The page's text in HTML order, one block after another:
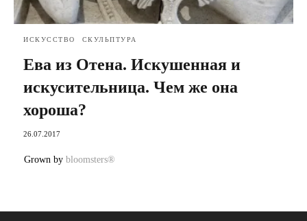
ИСКУССТВО СКУЛЬПТУРА
Ева из Отена. Искушенная и
искусительница. Чем же она
хороша?
26.07.2017
Grown by bloomsters®